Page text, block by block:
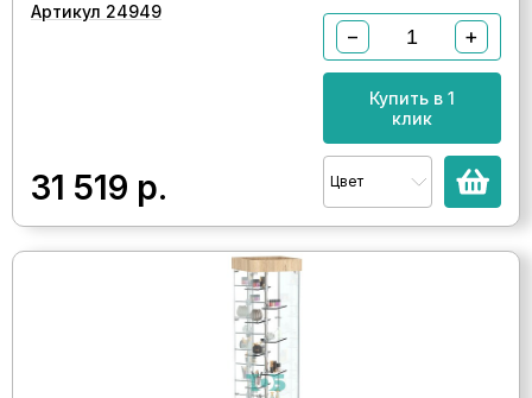
Артикул 24949
31 519 р.
− +
Купить в 1
клик
Цвет